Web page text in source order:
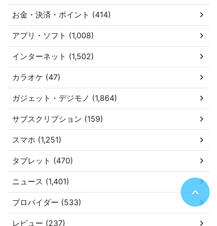
お金・決済・ポイント (414)
アプリ・ソフト (1,008)
インターネット (1,502)
カラオケ (47)
ガジェット・デジモノ (1,864)
サブスクリプション (159)
スマホ (1,251)
タブレット (470)
ニュース (1,401)
プロバイダー (533)
レビュー (237)